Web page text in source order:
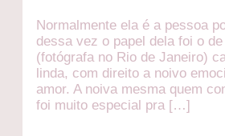
Normalmente ela é a pessoa
dessa vez o papel dela foi o
(fotógrafa no Rio de Janeiro)
linda, com direito a noivo
amor. A noiva mesma quem
foi muito especial pra […]